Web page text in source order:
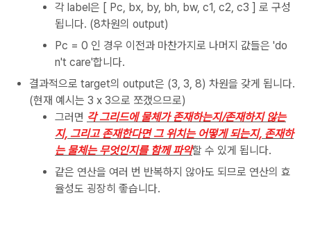
각 label은 [ Pc, bx, by, bh, bw, c1, c2, c3 ] 로 구성
됩니다. (8차원의 output)
Pc = 0 인 경우 이전과 마찬가지로 나머지 값들은 'do
n't care'합니다.
결과적으로 target의 output은 (3, 3, 8) 차원을 갖게 됩니다.
(현재 예시는 3 x 3으로 쪼갰으므로)
그러면 각 그리드에 물체가 존재하는지/존재하지 않는
지, 그리고 존재한다면 그 위치는 어떻게 되는지, 존재하
는 물체는 무엇인지를 함께 파악할 수 있게 됩니다.
같은 연산을 여러 번 반복하지 않아도 되므로 연산의 효
율성도 굉장히 좋습니다.